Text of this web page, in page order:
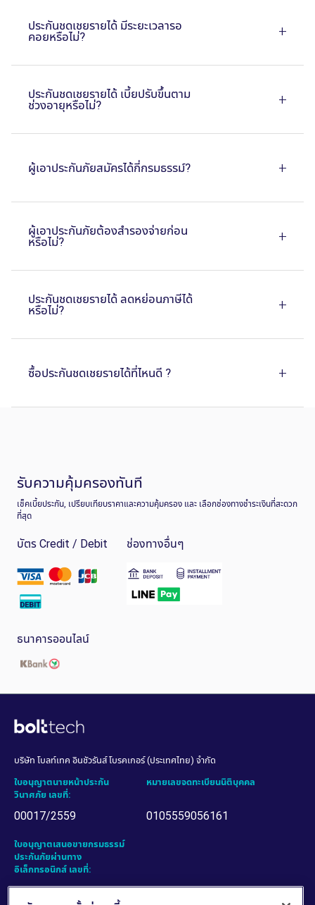
รับความคุ้มครองทันที
เช็คเบี้ยประกัน, เปรียบเทียบราคาและความคุ้มครอง และ เลือกช่องทางชำระเงินที่สะดวก
ที่สุด
บัตร Credit / Debit ช่องทางอื่นๆ
ธนาคารออนไลน์